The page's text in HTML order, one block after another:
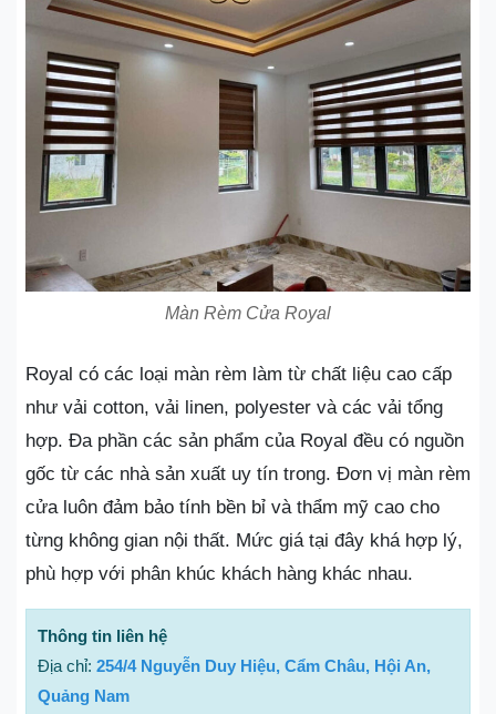
Màn Rèm Cửa Royal
Royal có các loại màn rèm làm từ chất liệu cao cấp
như vải cotton, vải linen, polyester và các vải tổng
hợp. Đa phần các sản phẩm của Royal đều có nguồn
gốc từ các nhà sản xuất uy tín trong. Đơn vị màn rèm
cửa luôn đảm bảo tính bền bỉ và thẩm mỹ cao cho
từng không gian nội thất. Mức giá tại đây khá hợp lý,
phù hợp với phân khúc khách hàng khác nhau.
Thông tin liên hệ
Địa chỉ: 254/4 Nguyễn Duy Hiệu, Cẩm Châu, Hội An,
Quảng Nam